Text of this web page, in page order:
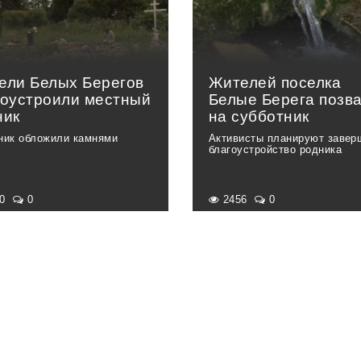
Белых Берегов
местный
обложили камнями
0
Жителей поселка
Белые Берега
на субботник
Активисты планируют
благоустройство родника
2456 0